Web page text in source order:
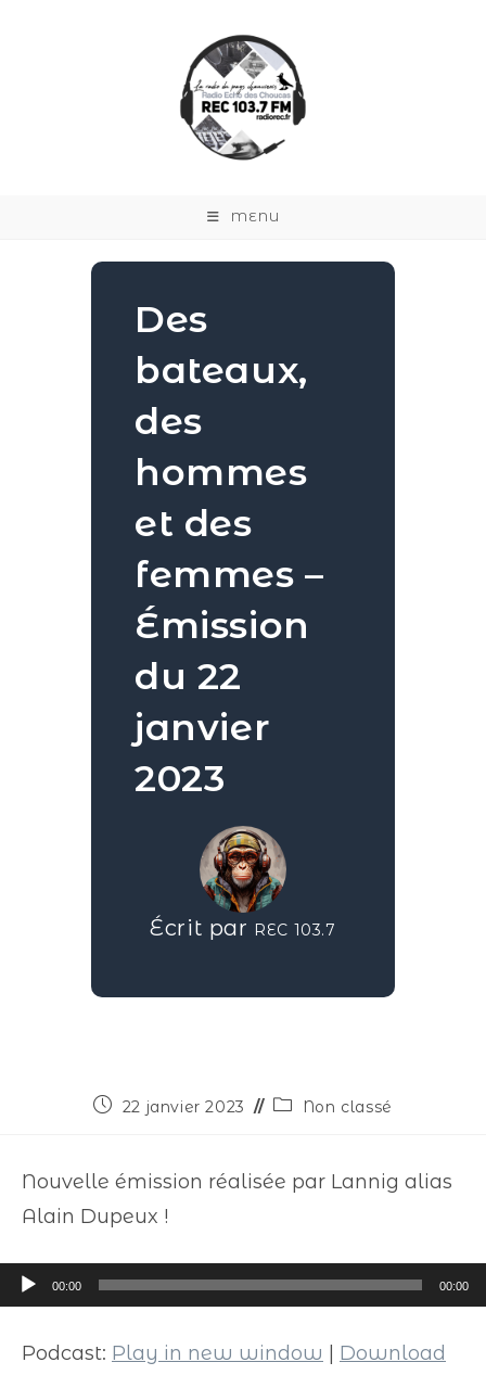
MENU
Des
bateaux,
des
hommes
et des
femmes –
Émission
du 22
janvier
2023
Écrit par REC 103.7
22 janvier 2023 Non classé
Nouvelle émission réalisée par Lannig alias
Alain Dupeux !
Lecteur
audio
00:00 00:00
Podcast: Play in new window Download